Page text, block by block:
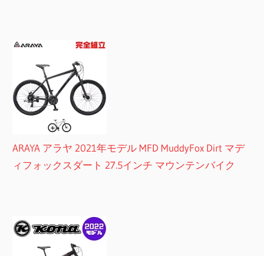
ARAYA アラヤ 2021年モデル MFD MuddyFox Dirt マデ
ィフォックスダート 27.5インチ マウンテンバイク